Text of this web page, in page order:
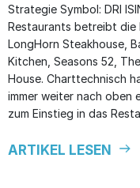
Strategie Symbol: DRI
Restaurants betreibt die
LongHorn Steakhouse,
Kitchen, Seasons 52,
House. Charttechnisch
immer weiter nach oben
zum Einstieg in das
ARTIKEL LESEN